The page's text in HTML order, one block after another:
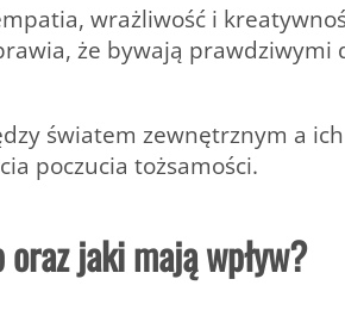
wrażliwość i
że bywają prawdziwymi
światem zewnętrznym a
poczucia tożsamości.
jaki mają wpływ?